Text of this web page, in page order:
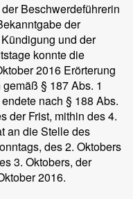
Beschwerdeführerin
der
und der
konnte die
2016 Erörterung
§ 187 Abs. 1
nach § 188 Abs.
der Frist, mithin des 4.
an die Stelle des
des 2. Oktobers
3. Oktobers, der
2016.